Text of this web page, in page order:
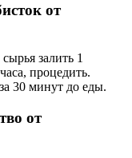
от
залить 1
процедить.
30 минут до еды.
от